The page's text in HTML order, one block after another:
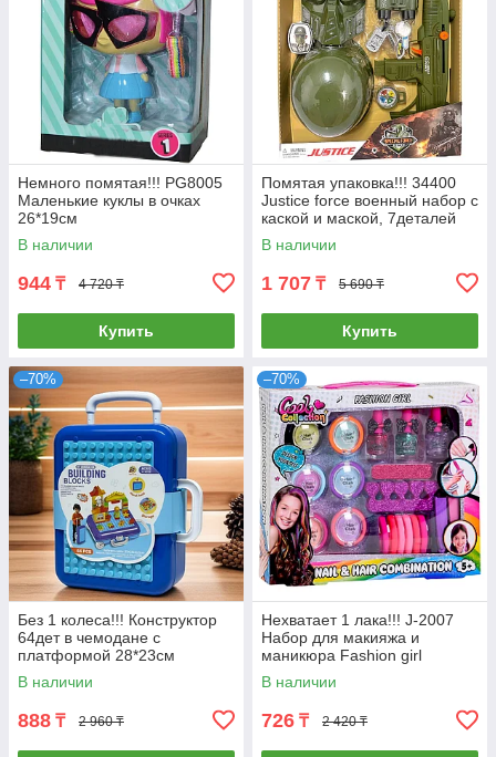
Немного помятая!!! PG8005
Маленькие куклы в очках
26*19см
В наличии
944 ₸ 4 720 ₸
Купить
Помятая упаковка!!! 34400
Justice force военный набор с
каской и маской, 7деталей
47*38см
В наличии
1 707 ₸ 5 690 ₸
Купить
–70%
Без 1 колеса!!! Конструктор
64дет в чемодане с
платформой 28*23см
В наличии
888 ₸ 2 960 ₸
–70%
Нехватает 1 лака!!! J-2007
Набор для макияжа и
маникюра Fashion girl
30*26см
В наличии
726 ₸ 2 420 ₸